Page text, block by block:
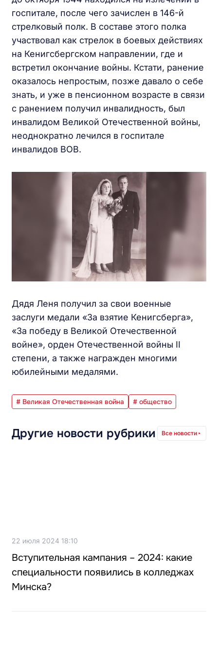
госпитале, после чего зачислен в 146-й
стрелковый полк. В составе этого полка
участвовал как стрелок в боевых действиях
на Кенигсбергском направлении, где и
встретил окончание войны. Кстати, ранение
оказалось непростым, позже давало о себе
знать, и уже в пенсионном возрасте в связи
с ранением получил инвалидность, был
инвалидом Великой Отечественной войны,
неоднократно лечился в госпитале
инвалидов ВОВ.
Дядя Леня получил за свои военные
заслуги медали «За взятие Кенигсберга»,
«За победу в Великой Отечественной
войне», орден Отечественной войны II
степени, а также награжден многими
юбилейными медалями.
# Великая Отечественная война # общество
Другие новости рубрики Все новости
22 июля 2024 18:10
Вступительная кампания – 2024: какие
специальности появились в колледжах
Минска?